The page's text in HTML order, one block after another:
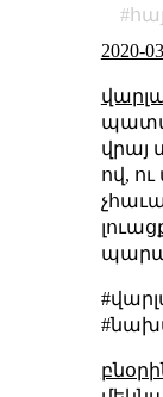
2020-
վրայ
ով,